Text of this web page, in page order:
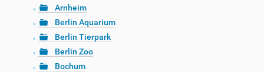
Arnheim
Berlin Aquarium
Berlin Tierpark
Berlin Zoo
Bochum